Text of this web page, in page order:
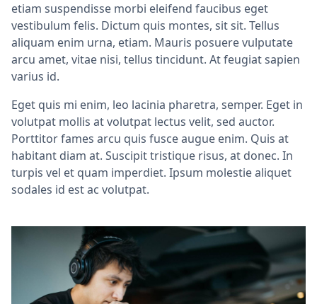
etiam suspendisse morbi eleifend faucibus eget
vestibulum felis. Dictum quis montes, sit sit. Tellus
aliquam enim urna, etiam. Mauris posuere vulputate
arcu amet, vitae nisi, tellus tincidunt. At feugiat sapien
varius id.
Eget quis mi enim, leo lacinia pharetra, semper. Eget in
volutpat mollis at volutpat lectus velit, sed auctor.
Porttitor fames arcu quis fusce augue enim. Quis at
habitant diam at. Suscipit tristique risus, at donec. In
turpis vel et quam imperdiet. Ipsum molestie aliquet
sodales id est ac volutpat.